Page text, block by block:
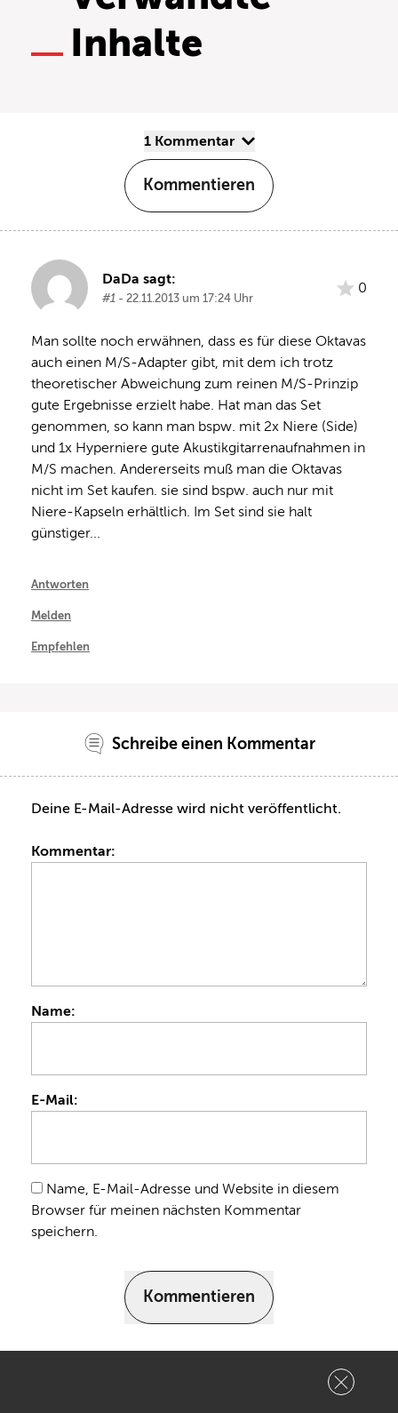
Inhalte
1 Kommentar
Kommentieren
DaDa sagt:
#1 - 22.11.2013 um 17:24 Uhr
0
Man sollte noch erwähnen, dass es für diese Oktavas
auch einen M/S-Adapter gibt, mit dem ich trotz
theoretischer Abweichung zum reinen M/S-Prinzip
gute Ergebnisse erzielt habe. Hat man das Set
genommen, so kann man bspw. mit 2x Niere (Side)
und 1x Hyperniere gute Akustikgitarrenaufnahmen in
M/S machen. Andererseits muß man die Oktavas
nicht im Set kaufen. sie sind bspw. auch nur mit
Niere-Kapseln erhältlich. Im Set sind sie halt
günstiger...
Antworten
Melden
Empfehlen
Schreibe einen Kommentar
Deine E-Mail-Adresse wird nicht veröffentlicht.
Kommentar:
Name:
E-Mail:
Name, E-Mail-Adresse und Website in diesem
Browser für meinen nächsten Kommentar
speichern.
Kommentieren